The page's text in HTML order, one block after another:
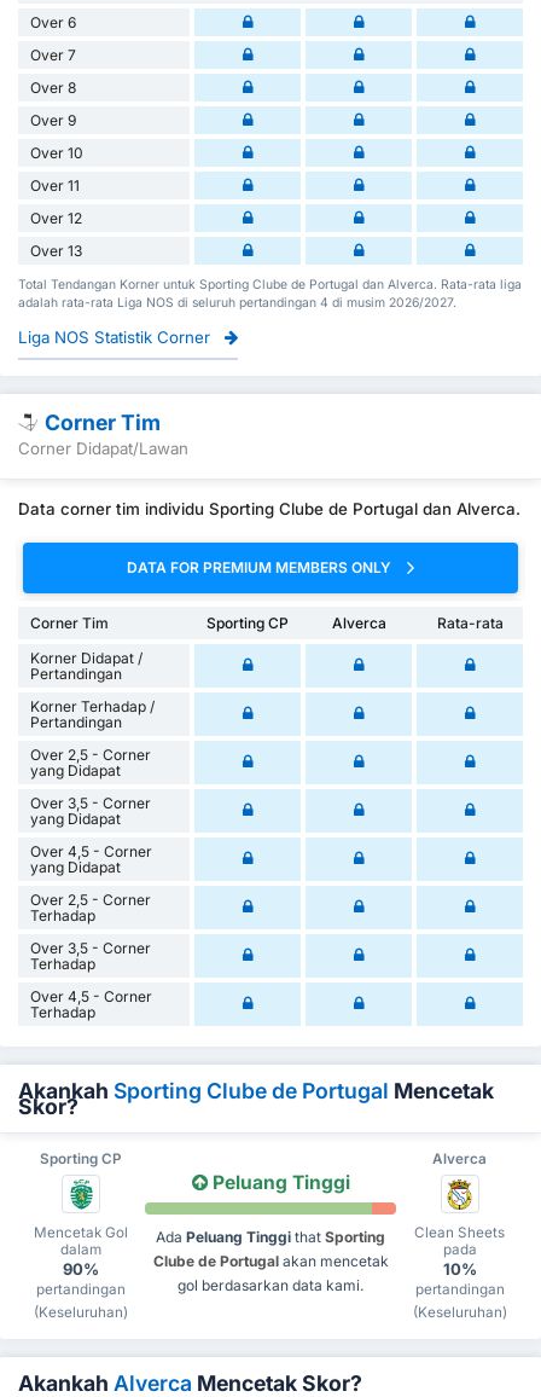
Over 6
Over 7
Over 8
Over 9
Over 10
Over 11
Over 12
Over 13
Total Tendangan Korner untuk Sporting Clube de Portugal dan Alverca. Rata-rata liga
adalah rata-rata Liga NOS di seluruh pertandingan 4 di musim 2026/2027.
Liga NOS Statistik Corner
Corner Tim
Corner Didapat/Lawan
Data corner tim individu Sporting Clube de Portugal dan Alverca.
DATA FOR PREMIUM MEMBERS ONLY
Corner Tim Sporting CP Alverca
Rata-rata
Korner Didapat /
Pertandingan
Korner Terhadap /
Pertandingan
Over 2,5 - Corner
yang Didapat
Over 3,5 - Corner
yang Didapat
Over 4,5 - Corner
yang Didapat
Over 2,5 - Corner
Terhadap
Over 3,5 - Corner
Terhadap
Over 4,5 - Corner
Terhadap
Akankah Sporting Clube de Portugal Mencetak
Skor?
Sporting CP Alverca
Mencetak Gol
dalam
90%
pertandingan
(Keseluruhan)
Peluang Tinggi
Ada Peluang Tinggi that Sporting
Clube de Portugalakan mencetak
gol berdasarkan data kami.
Clean Sheets
pada
10%
pertandingan
(Keseluruhan)
Akankah Alverca Mencetak Skor?